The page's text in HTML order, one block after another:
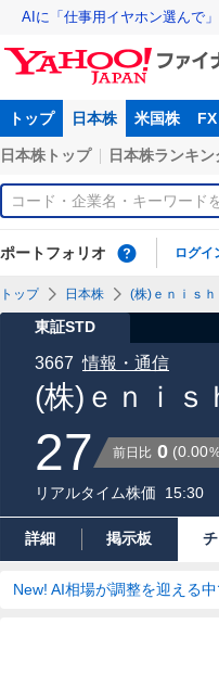
AIに「仕事用イヤホン選んで
トップ 日本株 米国株
日本株トップ 日本株ランキン
ポートフォリオ ログイ
トップ 日本株 (株)ｅｎｉｓｈ
東証STD
(株)ｅｎｉｓ
3667 情報・通信
27 前日比 0 (0.00
リアルタイム株価 15:30
詳細 掲示板
New! AI相場が調整を迎える